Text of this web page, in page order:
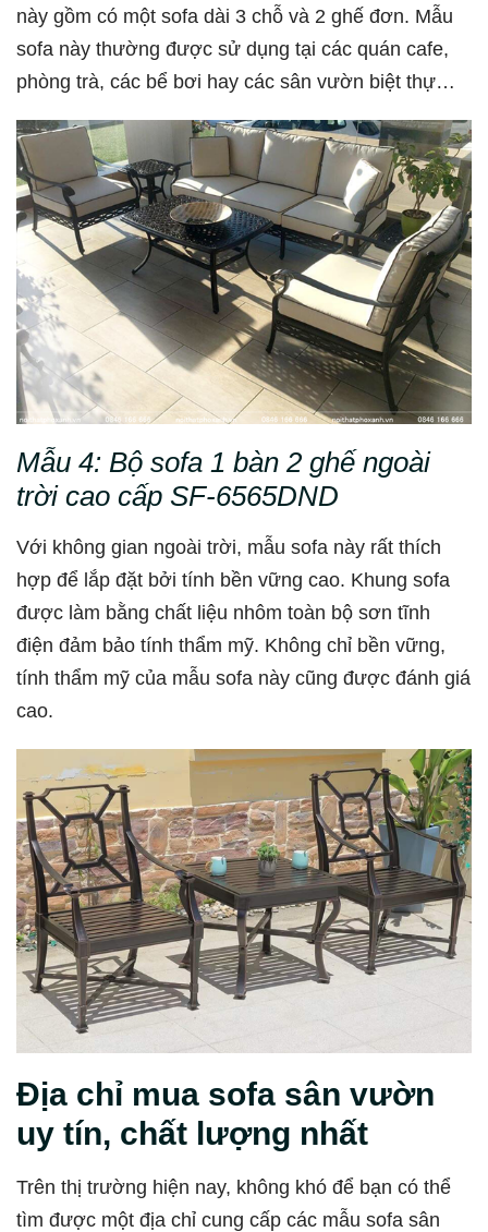
này gồm có một sofa dài 3 chỗ và 2 ghế đơn. Mẫu
sofa này thường được sử dụng tại các quán cafe,
phòng trà, các bể bơi hay các sân vườn biệt thự…
Mẫu 4: Bộ sofa 1 bàn 2 ghế ngoài
trời cao cấp SF-6565DND
Với không gian ngoài trời, mẫu sofa này rất thích
hợp để lắp đặt bởi tính bền vững cao. Khung sofa
được làm bằng chất liệu nhôm toàn bộ sơn tĩnh
điện đảm bảo tính thẩm mỹ. Không chỉ bền vững,
tính thẩm mỹ của mẫu sofa này cũng được đánh giá
cao.
Địa chỉ mua sofa sân vườn
uy tín, chất lượng nhất
Trên thị trường hiện nay, không khó để bạn có thể
tìm được một địa chỉ cung cấp các mẫu sofa sân